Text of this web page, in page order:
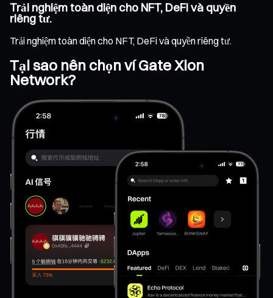
Trải nghiệm toàn diện cho NFT, DeFi và quyền
riêng tư.
Trải nghiệm toàn diện cho NFT, DeFi và quyền riêng tư.
Tại sao nên chọn ví Gate Xion
Network?